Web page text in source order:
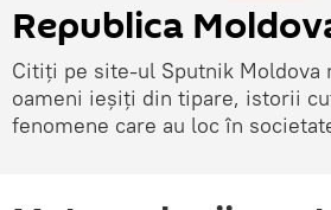
Republica
Citiți pe site-ul Sputnik Moldova
oameni ieșiți din tipare, istorii
fenomene care au loc în